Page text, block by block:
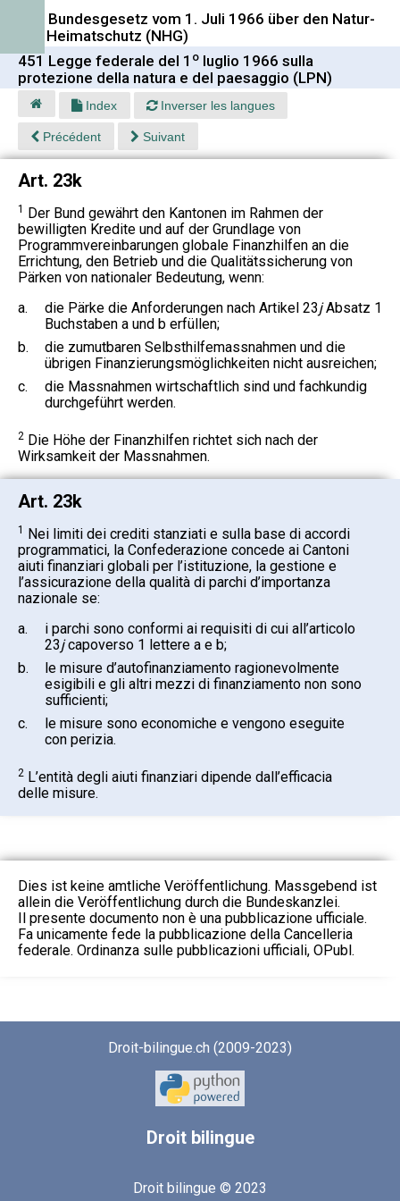
451 Bundesgesetz vom 1. Juli 1966 über den Natur-
und Heimatschutz (NHG)
451 Legge federale del 1 o luglio 1966 sulla
protezione della natura e del paesaggio (LPN)
Index Inverser les langues
Précédent Suivant
Art. 23k
1 Der Bund gewährt den Kantonen im Rahmen der
bewilligten Kredite und auf der Grundlage von
Programmvereinbarungen globale Finanzhilfen an die
Errichtung, den Betrieb und die Qualitätssicherung von
Pärken von nationaler Bedeutung, wenn:
a.
die Pärke die Anforderungen nach Artikel 23jAbsatz 1
Buchstaben a und b erfüllen;
b.
die zumutbaren Selbsthilfemassnahmen und die
übrigen Finanzierungsmöglichkeiten nicht ausreichen;
c.
die Massnahmen wirtschaftlich sind und fachkundig
durchgeführt werden.
2 Die Höhe der Finanzhilfen richtet sich nach der
Wirksamkeit der Massnahmen.
Art. 23k
1 Nei limiti dei crediti stanziati e sulla base di accordi
programmatici, la Confederazione concede ai Cantoni
aiuti finanziari globali per l’istituzione, la gestione e
l’assicurazione della qualità di parchi d’importanza
nazionale se:
a.
i parchi sono conformi ai requisiti di cui all’articolo
23jcapoverso 1 lettere a e b;
b.
le misure d’autofinanziamento ragionevolmente
esigibili e gli altri mezzi di finanziamento non sono
sufficienti;
c.
le misure sono economiche e vengono eseguite
con perizia.
2 L’entità degli aiuti finanziari dipende dall’efficacia
delle misure.
Dies ist keine amtliche Veröffentlichung. Massgebend ist
allein die Veröffentlichung durch die Bundeskanzlei.
Il presente documento non è una pubblicazione ufficiale.
Fa unicamente fede la pubblicazione della Cancelleria
federale. Ordinanza sulle pubblicazioni ufficiali, OPubl.
Droit-bilingue.ch (2009-2023)
Droitbilingue
Droit bilingue © 2023